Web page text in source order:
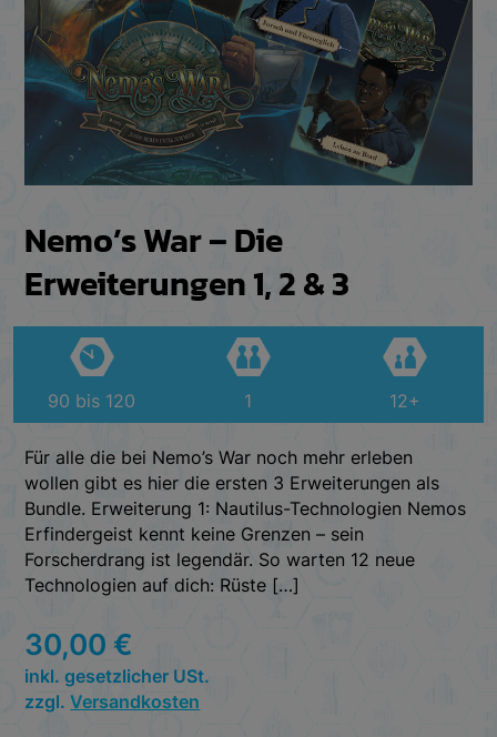
Nemo’s War – Die
Erweiterungen 1, 2 & 3
90 bis 120 1 12+
Für alle die bei Nemo’s War noch mehr erleben
wollen gibt es hier die ersten 3 Erweiterungen als
Bundle. Erweiterung 1: Nautilus-Technologien Nemos
Erfindergeist kennt keine Grenzen – sein
Forscherdrang ist legendär. So warten 12 neue
Technologien auf dich: Rüste […]
30,00 €
inkl. gesetzlicher USt.
zzgl.Versandkosten